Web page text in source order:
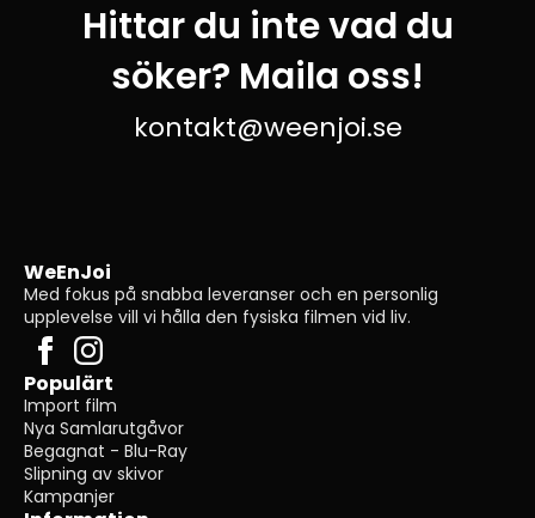
Hittar du inte vad du
söker? Maila oss!
kontakt@weenjoi.se
WeEnJoi
Med fokus på snabba leveranser och en personlig
upplevelse vill vi hålla den fysiska filmen vid liv.
Populärt
Import film
Nya Samlarutgåvor
Begagnat - Blu-Ray
Slipning av skivor
Kampanjer